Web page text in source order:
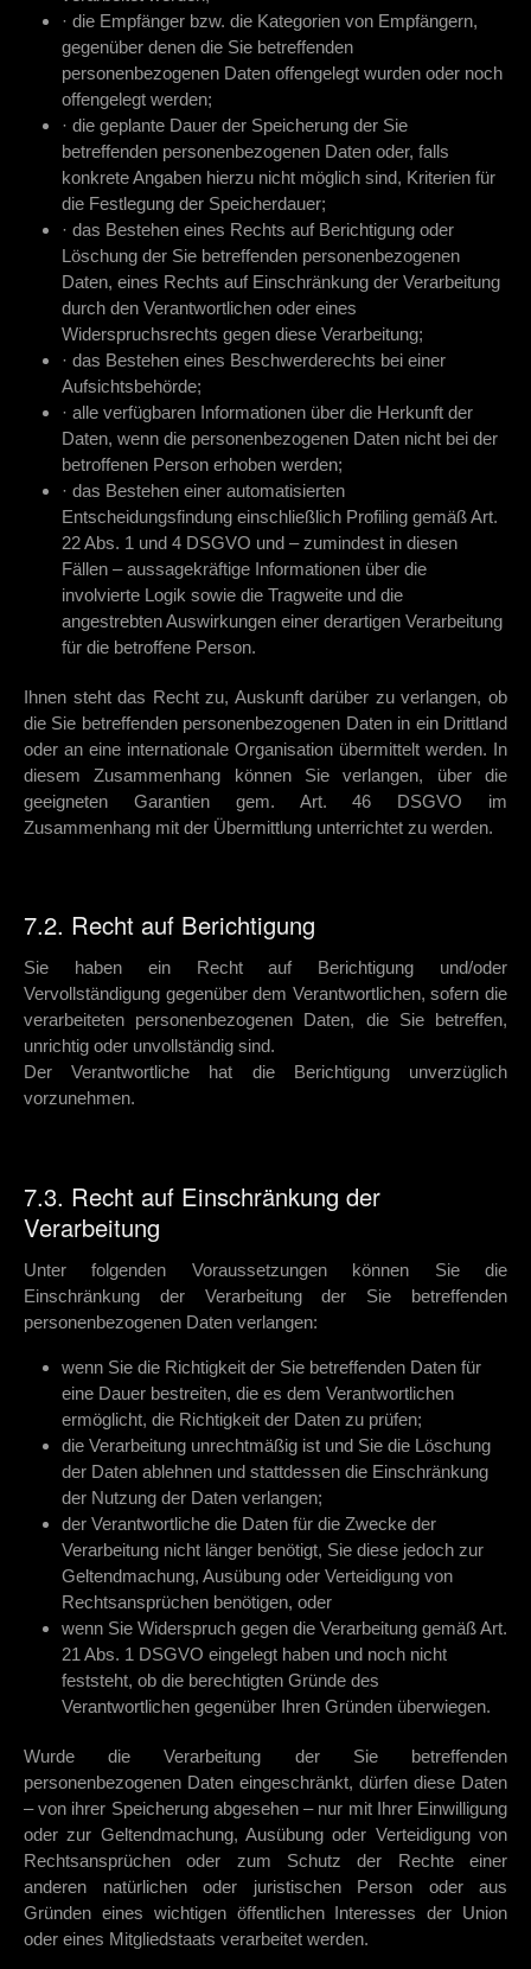
· die Empfänger bzw. die Kategorien von Empfängern,
gegenüber denen die Sie betreffenden
personenbezogenen Daten offengelegt wurden oder noch
offengelegt werden;
· die geplante Dauer der Speicherung der Sie
betreffenden personenbezogenen Daten oder, falls
konkrete Angaben hierzu nicht möglich sind, Kriterien für
die Festlegung der Speicherdauer;
· das Bestehen eines Rechts auf Berichtigung oder
Löschung der Sie betreffenden personenbezogenen
Daten, eines Rechts auf Einschränkung der Verarbeitung
durch den Verantwortlichen oder eines
Widerspruchsrechts gegen diese Verarbeitung;
· das Bestehen eines Beschwerderechts bei einer
Aufsichtsbehörde;
· alle verfügbaren Informationen über die Herkunft der
Daten, wenn die personenbezogenen Daten nicht bei der
betroffenen Person erhoben werden;
· das Bestehen einer automatisierten
Entscheidungsfindung einschließlich Profiling gemäß Art.
22 Abs. 1 und 4 DSGVO und – zumindest in diesen
Fällen – aussagekräftige Informationen über die
involvierte Logik sowie die Tragweite und die
angestrebten Auswirkungen einer derartigen Verarbeitung
für die betroffene Person.
Ihnen steht das Recht zu, Auskunft darüber zu verlangen, ob
die Sie betreffenden personenbezogenen Daten in ein Drittland
oder an eine internationale Organisation übermittelt werden. In
diesem Zusammenhang können Sie verlangen, über die
geeigneten Garantien gem. Art. 46 DSGVO im
Zusammenhang mit der Übermittlung unterrichtet zu werden.
7.2. Recht auf Berichtigung
Sie haben ein Recht auf Berichtigung und/oder
Vervollständigung gegenüber dem Verantwortlichen, sofern die
verarbeiteten personenbezogenen Daten, die Sie betreffen,
unrichtig oder unvollständig sind.
Der Verantwortliche hat die Berichtigung unverzüglich
vorzunehmen.
7.3. Recht auf Einschränkung der
Verarbeitung
Unter folgenden Voraussetzungen können Sie die
Einschränkung der Verarbeitung der Sie betreffenden
personenbezogenen Daten verlangen:
wenn Sie die Richtigkeit der Sie betreffenden Daten für
eine Dauer bestreiten, die es dem Verantwortlichen
ermöglicht, die Richtigkeit der Daten zu prüfen;
die Verarbeitung unrechtmäßig ist und Sie die Löschung
der Daten ablehnen und stattdessen die Einschränkung
der Nutzung der Daten verlangen;
der Verantwortliche die Daten für die Zwecke der
Verarbeitung nicht länger benötigt, Sie diese jedoch zur
Geltendmachung, Ausübung oder Verteidigung von
Rechtsansprüchen benötigen, oder
wenn Sie Widerspruch gegen die Verarbeitung gemäß Art.
21 Abs. 1 DSGVO eingelegt haben und noch nicht
feststeht, ob die berechtigten Gründe des
Verantwortlichen gegenüber Ihren Gründen überwiegen.
Wurde die Verarbeitung der Sie betreffenden
personenbezogenen Daten eingeschränkt, dürfen diese Daten
– von ihrer Speicherung abgesehen – nur mit Ihrer Einwilligung
oder zur Geltendmachung, Ausübung oder Verteidigung von
Rechtsansprüchen oder zum Schutz der Rechte einer
anderen natürlichen oder juristischen Person oder aus
Gründen eines wichtigen öffentlichen Interesses der Union
oder eines Mitgliedstaats verarbeitet werden.